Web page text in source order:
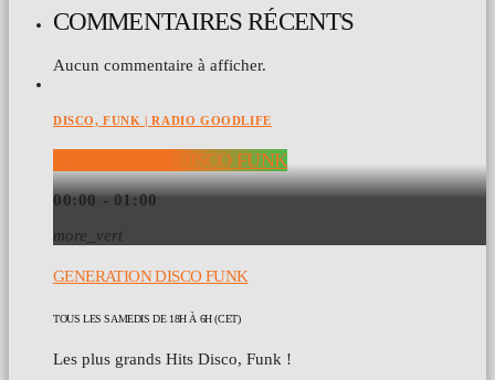
COMMENTAIRES RÉCENTS
Aucun commentaire à afficher.
DISCO, FUNK | RADIO GOODLIFE
GENERATION DISCO FUNK
00:00 - 01:00
more_vert
GENERATION DISCO FUNK
TOUS LES SAMEDIS DE 18H À 6H (CET)
Les plus grands Hits Disco, Funk !